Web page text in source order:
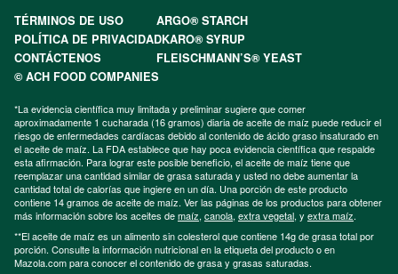
TÉRMINOS DE USO
ARGO® STARCH
POLÍTICA DE PRIVACIDADKARO® SYRUP
CONTÁCTENOS
FLEISCHMANN’S® YEAST
© ACH FOOD COMPANIES
*La evidencia científica muy limitada y preliminar sugiere que comer
aproximadamente 1 cucharada (16 gramos) diaria de aceite de maíz puede reducir el
riesgo de enfermedades cardíacas debido al contenido de ácido graso insaturado en
el aceite de maíz. La FDA establece que hay poca evidencia científica que respalde
esta afirmación. Para lograr este posible beneficio, el aceite de maíz tiene que
reemplazar una cantidad similar de grasa saturada y usted no debe aumentar la
cantidad total de calorías que ingiere en un día. Una porción de este producto
contiene 14 gramos de aceite de maíz. Ver las páginas de los productos para obtener
más información sobre los aceites demaíz, canola, extra vegetal, y extra maíz.
**El aceite de maíz es un alimento sin colesterol que contiene 14g de grasa total por
porción. Consulte la información nutricional en la etiqueta del producto o en
Mazola.com para conocer el contenido de grasa y grasas saturadas.